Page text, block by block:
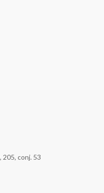
conj. 53